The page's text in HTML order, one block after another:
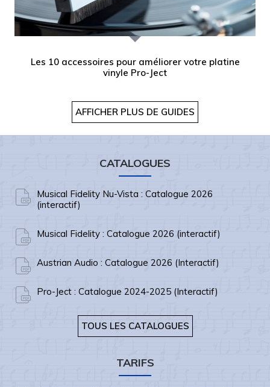
Les 10 accessoires pour améliorer votre platine
vinyle Pro-Ject
AFFICHER PLUS DE GUIDES
CATALOGUES
Musical Fidelity Nu-Vista : Catalogue 2026
(interactif)
Musical Fidelity : Catalogue 2026 (interactif)
Austrian Audio : Catalogue 2026 (Interactif)
Pro-Ject : Catalogue 2024-2025 (Interactif)
TOUS LES CATALOGUES
TARIFS